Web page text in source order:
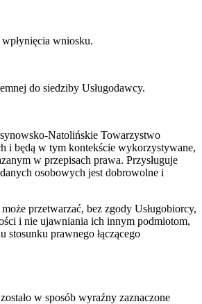
wniosku.
do siedziby Usługodawcy.
Natolińskie Towarzystwo
i będą w tym kontekście wykorzystywane,
w przepisach prawa. Przysługuje
osobowych jest dobrowolne i
przetwarzać, bez zgody Usługobiorcy,
i nie ujawniania ich innym podmiotom,
prawnego łączącego
w sposób wyraźny zaznaczone